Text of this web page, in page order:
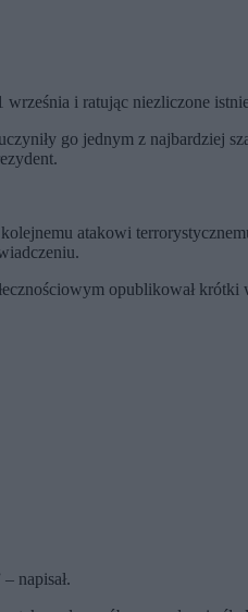
września i ratując niezliczone
go jednym z najbardziej
atakowi
opublikował krótki
– napisał.